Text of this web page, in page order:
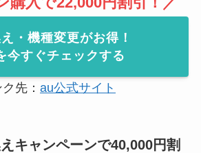
・機種変更がお得！
今すぐチェックする
先： au公式サイト
キャンペーンで40,000円割